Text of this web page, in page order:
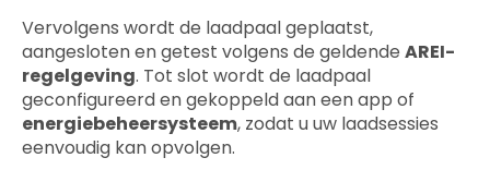
Vervolgens wordt de laadpaal geplaatst,
aangesloten en getest volgens de geldende AREI-
regelgeving. Tot slot wordt de laadpaal
geconfigureerd en gekoppeld aan een app of
energiebeheersysteem, zodat u uw laadsessies
eenvoudig kan opvolgen.